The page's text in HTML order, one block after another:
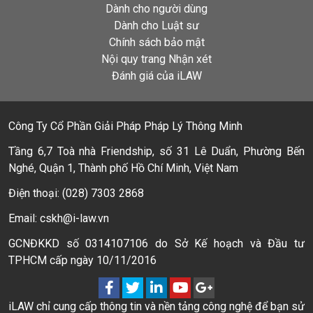
Dành cho người dùng
Dành cho Luật sư
Chính sách bảo mật
Nội quy trang Nhận xét
Đánh giá của iLAW
Công Ty Cổ Phần Giải Pháp Pháp Lý Thông Minh
Tầng 6,7 Toà nhà Friendship, số 31 Lê Duẩn, Phường Bến
Nghé, Quận 1, Thành phố Hồ Chí Minh, Việt Nam
Điện thoại: (028) 7303 2868
Email: cskh@i-law.vn
GCNĐKKD số 0314107106 do Sở Kế hoạch và Đầu tư
TPHCM cấp ngày 10/11/2016
iLAW chỉ cung cấp thông tin và nền tảng công nghệ để bạn sử